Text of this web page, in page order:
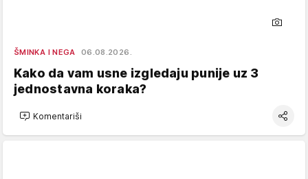
ŠMINKA I NEGA 06.08.2026.
Kako da vam usne izgledaju punije uz 3
jednostavna koraka?
Komentariši